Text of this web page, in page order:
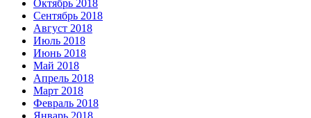
Октябрь 2018
Сентябрь 2018
Август 2018
Июль 2018
Июнь 2018
Май 2018
Апрель 2018
Март 2018
Февраль 2018
Январь 2018